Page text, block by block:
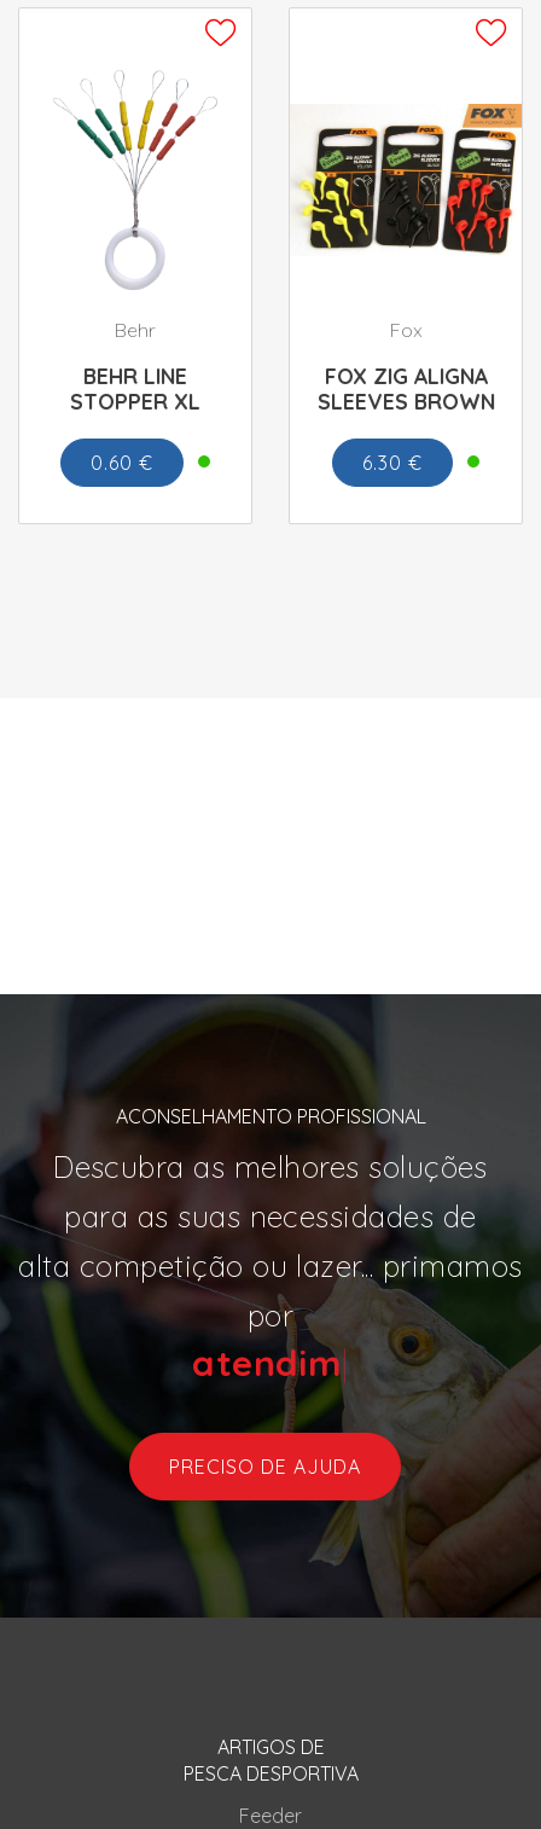
Behr
BEHR LINE
STOPPER XL
0.60 €
Fox
FOX ZIG ALIGNA
SLEEVES BROWN
6.30 €
ACONSELHAMENTO PROFISSIONAL
Descubra as melhores soluções
para as suas necessidades de
alta competição ou lazer... primamos
por
ate|
PRECISO DE AJUDA
ARTIGOS DE
PESCA DESPORTIVA
Feeder